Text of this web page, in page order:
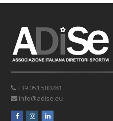
+39 051 580281
info@adise.eu
facebookinstagramlinkedin